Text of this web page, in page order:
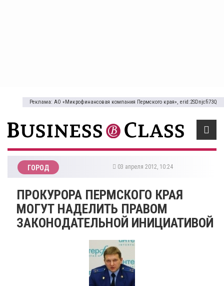
Реклама: АО «Микрофинансовая компания Пермского края», erid:2SDnjcfi73Q
ГОРОД 03 апреля 2012, 10:24
ПРОКУРОРА ПЕРМСКОГО КРАЯ
МОГУТ НАДЕЛИТЬ ПРАВОМ
ЗАКОНОДАТЕЛЬНОЙ ИНИЦИАТИВОЙ